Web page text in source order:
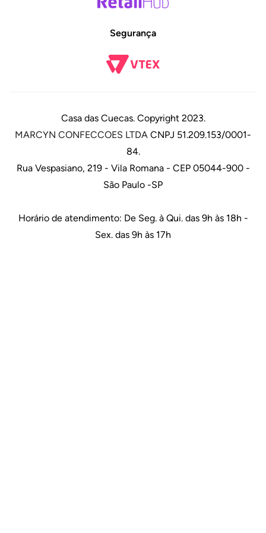
Segurança
Casa das Cuecas. Copyright 2023.
MARCYN CONFECCOES LTDA CNPJ 51.209.153/0001-
84.
Rua Vespasiano, 219 - Vila Romana - CEP 05044-900 -
São Paulo -SP
Horário de atendimento: De Seg. à Qui. das 9h às 18h -
Sex. das 9h às 17h